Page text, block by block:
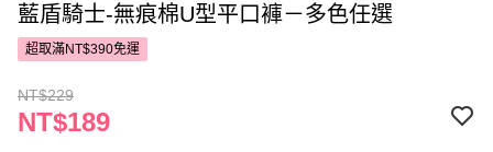
藍盾騎士-無痕棉U型平口褲－多色任選
超取滿NT$390免運
NT$229
NT$189